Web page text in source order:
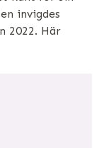
invigdes
2022. Här